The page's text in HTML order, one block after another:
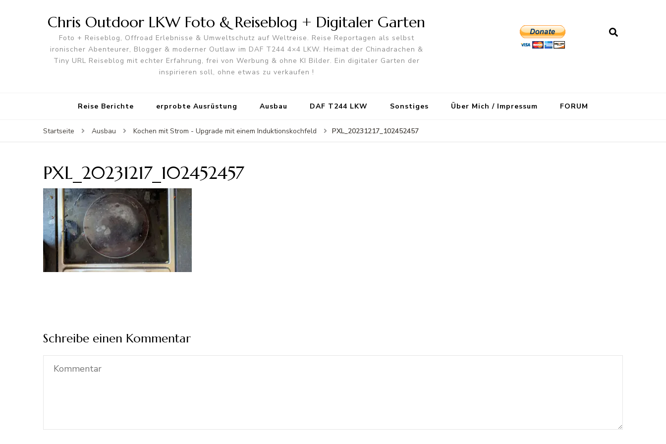
Chris Outdoor LKW Foto & Reiseblog + Digitaler Garten
Foto + Reiseblog, Offroad Erlebnisse & Umweltschutz auf Weltreise. Reise Reportagen als selbst
ironischer Abenteurer, Blogger & moderner Outlaw im DAF T244 4×4 LKW. Heimat der Chinadrachen &
Tiny URL Reiseblog mit echter Erfahrung, frei von Werbung & ohne KI Bilder. Ein digitaler Garten der
inspirieren soll, ohne etwas zu verkaufen !
Reise Berichte erprobte Ausrüstung Ausbau DAF T244 LKW Sonstiges Über Mich / Impressum FORUM
Startseite Ausbau Kochen mit Strom - Upgrade mit einem Induktionskochfeld PXL_20231217_102452457
PXL_20231217_102452457
Schreibe einen Kommentar